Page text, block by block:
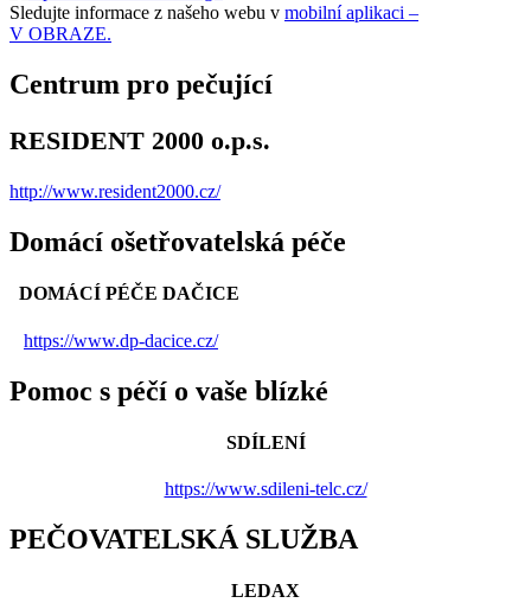
Sledujte informace z našeho webu v mobilní aplikaci –
V OBRAZE.
Centrum pro pečující
RESIDENT 2000 o.p.s.
http://www.resident2000.cz/
Domácí ošetřovatelská péče
DOMÁCÍ PÉČE DAČICE
https://www.dp-dacice.cz/
Pomoc s péčí o vaše blízké
SDÍLENÍ
https://www.sdileni-telc.cz/
PEČOVATELSKÁ SLUŽBA
LEDAX